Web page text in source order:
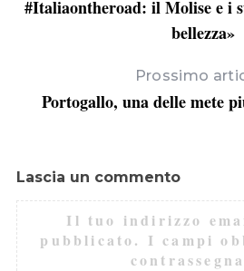
#Italiaontheroad: il Molise e i
bellezza»
Prossimo
Portogallo, una delle mete
Lascia un commento
Il tuo indirizzo
pubblicato. I campi